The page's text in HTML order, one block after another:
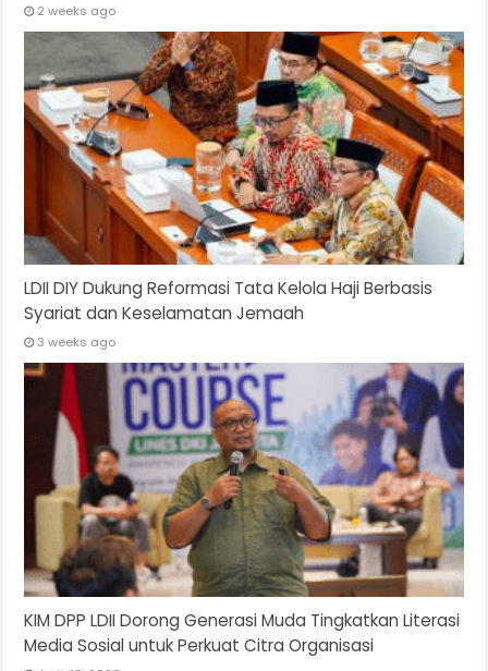
2 weeks ago
LDII DIY Dukung Reformasi Tata Kelola Haji Berbasis
Syariat dan Keselamatan Jemaah
3 weeks ago
KIM DPP LDII Dorong Generasi Muda Tingkatkan Literasi
Media Sosial untuk Perkuat Citra Organisasi